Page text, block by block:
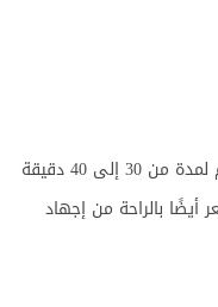
يُضاف ملح إبسوم وخل التفاح بنسبة 1: 2 في ماء ساخن أو دافئ ويتم نقع نفسك في الحمام لمدة من 30 إلى 40 دقيقة
بالراحة من إجهاد